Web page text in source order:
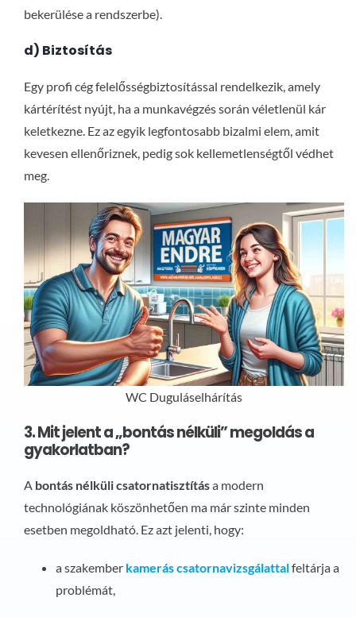
bekerülése a rendszerbe).
d) Biztosítás
Egy profi cég felelősségbiztosítással rendelkezik, amely
kártérítést nyújt, ha a munkavégzés során véletlenül kár
keletkezne. Ez az egyik legfontosabb bizalmi elem, amit
kevesen ellenőriznek, pedig sok kellemetlenségtől védhet
meg.
WC Duguláselhárítás
3. Mit jelent a „bontás nélküli” megoldás a
gyakorlatban?
A bontás nélküli csatornatisztítása modern
technológiának köszönhetően ma már szinte minden
esetben megoldható. Ez azt jelenti, hogy:
a szakember kamerás csatornavizsgálattalfeltárja a
problémát,